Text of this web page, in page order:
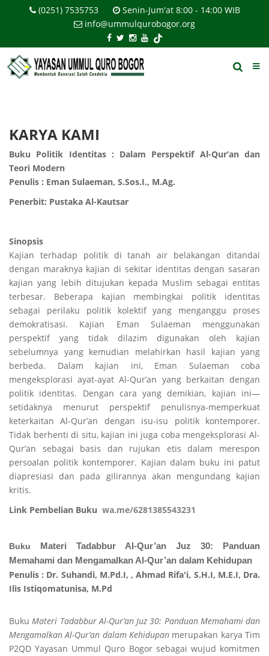
(0251) 7535753
Senin-Jum'at 8:00 - 14:00 WIB
info@ummulqurobogor.org
KARYA KAMI
Buku Politik Identitas : Dalam Perspektif Al-Qur’an dan
Teori Modern
Penulis : Eman Sulaeman, S.Sos.I., M.Ag.
Penerbit: Pustaka Al-Kautsar
Sinopsis
Kajian terhadap politik di tanah air belakangan ditandai
dengan maraknya kajian di sekitar identitas dengan sasaran
kajian yang lebih ditujukan kepada Muslim sebagai entitas
terbesar. Beberapa kajian membingkai politik identitas
sebagai perilaku politik kolektif yang menganggu proses
demokratisasi. Kajian Eman Sulaeman menggunakan
perspektif yang tidak dilazim digunakan oleh kajian
sebelumnya yang kemudian melahirkan hasil kajian yang
berbeda. Dalam kajian ini, Eman Sulaeman coba
mengeksplorasi ayat-ayat Al-Qur’an yang berkaitan dengan
politik identitas. Dengan cara yang demikian, kajian ini—
setidaknya menurut perspektif penulisnya-memperkuat
keterkaitan Al-Qur’an dengan isu-isu politik kontemporer.
Tidak berhenti di situ, kajian ini juga coba mengeksplorasi Al-
Qur’an sebagai basis dan rujukan etis dalam merespon
persoalan politik kontemporer. Kajian dalam buku ini patut
diapresiasi dan pada gilirannya akan mengundang kajian
kritis.
Link Pembelian Buku wa.me/6281385543231
Buku
Materi Tadabbur Al-Qur’an Juz 30: Panduan
Memahami dan Mengamalkan Al-Qur’an dalam Kehidupan
Penulis : Dr. Suhandi, M.Pd.I, , Ahmad Rifa'i, S.H.I, M.E.I, Dra.
Ilis Istiqomatunisa, M.Pd
BukuMateri Tadabbur Al-Qur’an Juz 30: Panduan Memahami dan
Mengamalkan Al-Qur’an dalam Kehidupan merupakan karya Tim
P2QD Yayasan Ummul Quro Bogor sebagai wujud komitmen